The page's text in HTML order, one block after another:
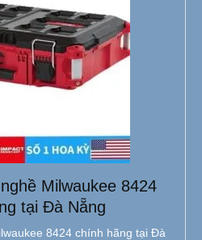
Milwaukee 8424
tại Đà Nẵng
8424 chính hãng tại Đà